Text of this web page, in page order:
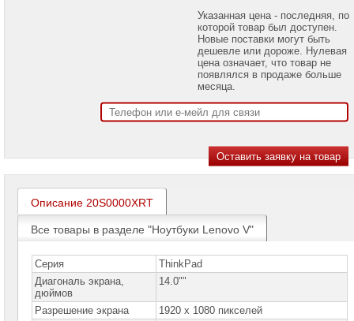
MSI
Ноутбуки
Acer
Ноутбуки
Asus
Ноутбуки
Dell
Указанная цена - последняя, по
которой товар был доступен.
Новые поставки могут быть
дешевле или дороже. Нулевая
цена означает, что товар не
появлялся в продаже больше
месяца.
Описание 20S0000XRT
Все товары в разделе "Ноутбуки Lenovo V"
Серия
ThinkPad
Диагональ экрана,
дюймов
14.0""
Разрешение экрана
1920 x 1080 пикселей